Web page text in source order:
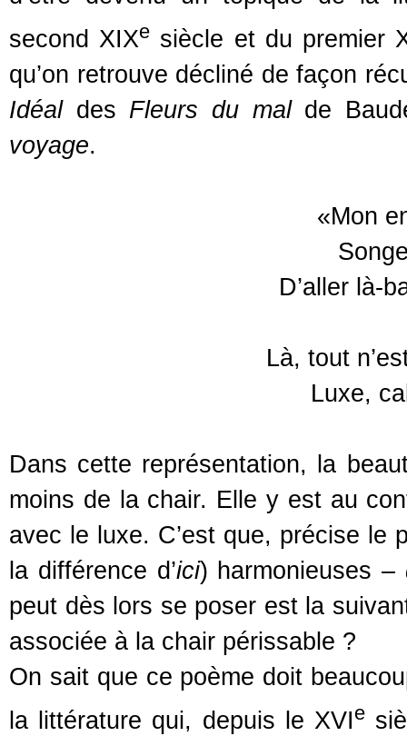
second XIXe siècle et du premier
qu’on retrouve décliné de façon
Idéaldes Fleurs du malde
voyage.
«Mon
D’aller là-
Là, tout
Luxe,
Dans cette représentation, la
moins de la chair. Elle y est au
avec le luxe. C’est que, précise
la différence d’ici) harmonieuses –
peut dès lors se poser est la
associée à la chair périssable ?
On sait que ce poème doit
la littérature qui, depuis le XVIe